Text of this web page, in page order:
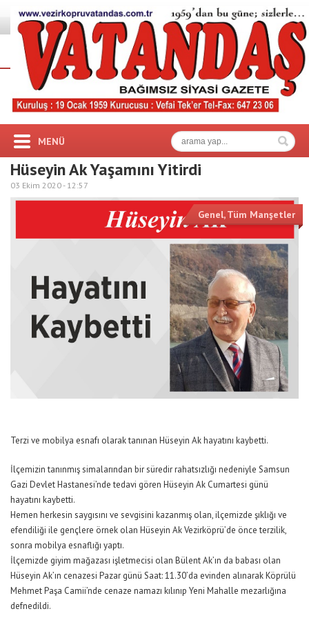
MENÜ
Hüseyin Ak Yaşamını Yitirdi
03 Ekim 2020 - 12:57
Genel,Tüm Manşetler
Terzi ve mobilya esnafı olarak tanınan Hüseyin Ak hayatını kaybetti.
İlçemizin tanınmış simalarından bir süredir rahatsızlığı nedeniyle Samsun
Gazi Devlet Hastanesi’nde tedavi gören Hüseyin Ak Cumartesi günü
hayatını kaybetti.
Hemen herkesin saygısını ve sevgisini kazanmış olan, ilçemizde şıklığı ve
efendiliği ile gençlere örnek olan Hüseyin Ak Vezirköprü’de önce terzilik,
sonra mobilya esnaflığı yaptı.
İlçemizde giyim mağazası işletmecisi olan Bülent Ak’ın da babası olan
Hüseyin Ak’ın cenazesi Pazar günü Saat: 11.30’da evinden alınarak Köprülü
Mehmet Paşa Camii’nde cenaze namazı kılınıp Yeni Mahalle mezarlığına
defnedildi.